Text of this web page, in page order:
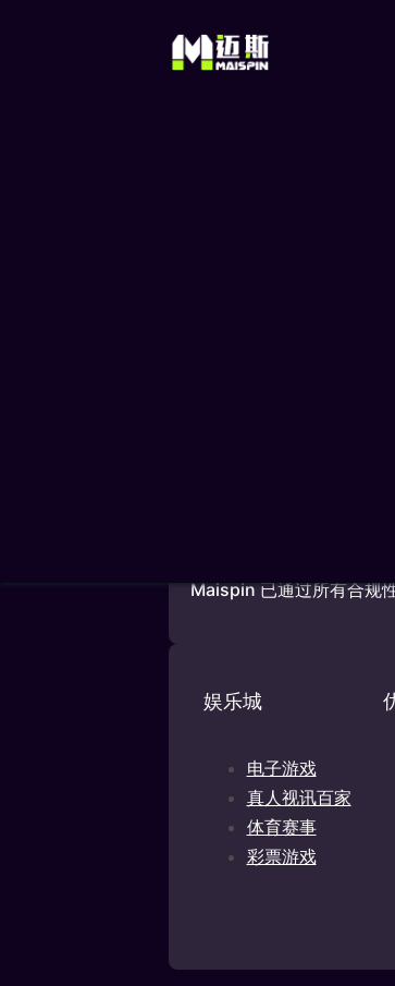
南！
由MIBS
Maispin 已通过所有合规
娱乐城
电子游戏
真人视讯百家
体育赛事
彩票游戏